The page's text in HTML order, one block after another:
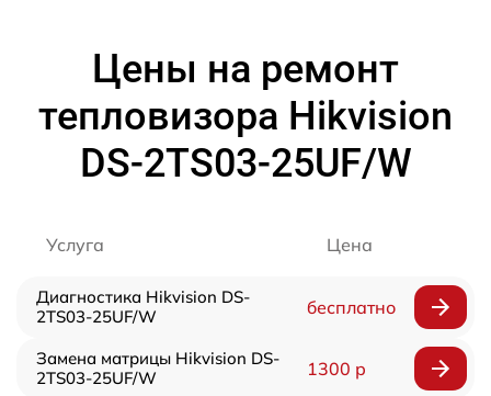
Цены на ремонт
тепловизора Hikvision
DS-2TS03-25UF/W
Услуга Цена
Диагностика Hikvision DS-
2TS03-25UF/W
бесплатно
Замена матрицы Hikvision DS-
2TS03-25UF/W
1300 р